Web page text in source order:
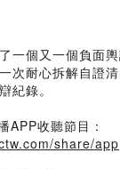
一個又一個負面
次耐心拆解自證
紀錄。
APP收聽節目：
share/app